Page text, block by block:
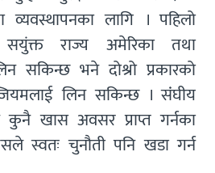
व्यवस्थापनका लागि । पहिलो
सयुंक्त राज्य अमेरिका तथा
सकिन्छ भने दोश्रो प्रकारको
लिन सकिन्छ । संंघीय
कुनै खास अवसर प्राप्त गर्नका
स्वतः चुनौती पनि खडा गर्न